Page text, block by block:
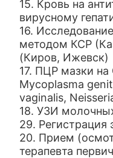
15. Кровь на
вирусному
16.
методом КСР
(Киров, Ижевск)
17. ПЦР мазки
Mycoplasma
vaginalis,
18. УЗИ
29.
20. Прием
терапевта